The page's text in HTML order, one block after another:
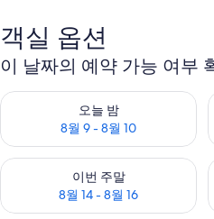
객실 옵션
이 날짜의 예약 가능 여부
오늘 밤
8월 9 - 8월 10
오늘 밤 예약 가능 여부 확인, 8월 9
이번 주말
8월 14 - 8월 16
이번 주말 예약 가능 여부 확인, 8월